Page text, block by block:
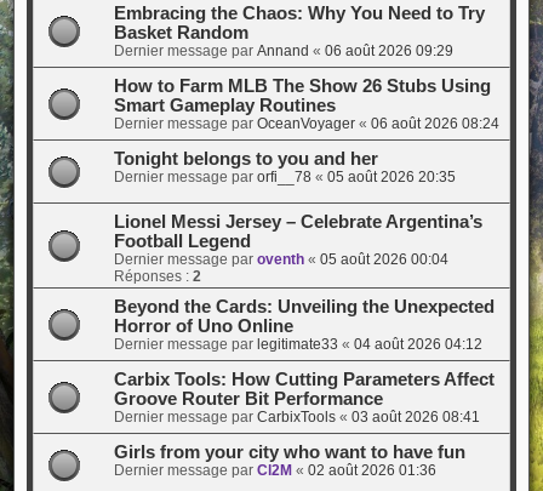
Embracing the Chaos: Why You Need to Try
Basket Random
Dernier message par Annand « 06 août 2026 09:29
How to Farm MLB The Show 26 Stubs Using
Smart Gameplay Routines
Dernier message par OceanVoyager« 06 août 2026 08:24
Tonight belongs to you and her
Dernier message par orfi__78 « 05 août 2026 20:35
Lionel Messi Jersey – Celebrate Argentina’s
Football Legend
Dernier message par oventh« 05 août 2026 00:04
Réponses : 2
Beyond the Cards: Unveiling the Unexpected
Horror of Uno Online
Dernier message par legitimate33 « 04 août 2026 04:12
Carbix Tools: How Cutting Parameters Affect
Groove Router Bit Performance
Dernier message par CarbixTools« 03 août 2026 08:41
Girls from your city who want to have fun
Dernier message par Cl2M « 02 août 2026 01:36